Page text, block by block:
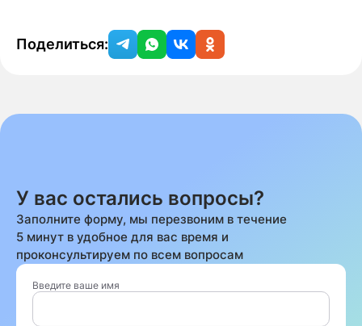
Поделиться:
У вас остались вопросы?
Заполните форму, мы перезвоним в течение
5 минут в удобное для вас время и
проконсультируем по всем вопросам
Введите ваше имя